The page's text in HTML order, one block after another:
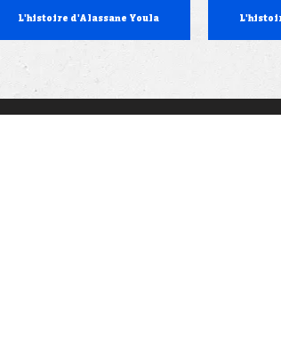
L'histoire d'Alassane Youla